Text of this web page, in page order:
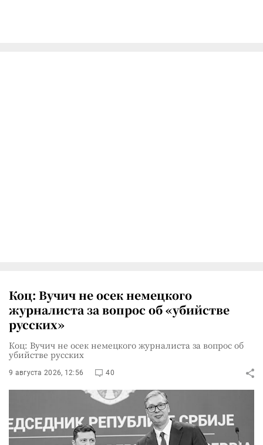
Коц: Вучич не осек немецкого
журналиста за вопрос об «убийстве
русских»
Коц: Вучич не осек немецкого журналиста за вопрос об
убийстве русских
9 августа 2026, 12:56 40